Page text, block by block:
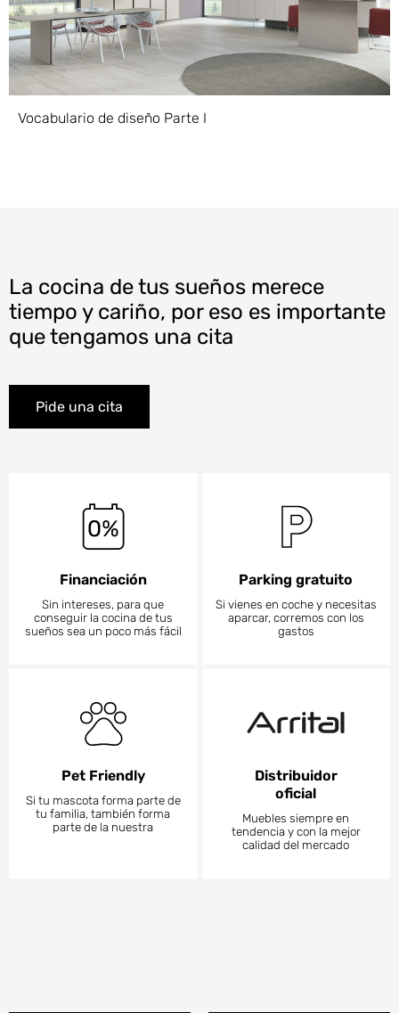
Vocabulario de diseño Parte I
La cocina de tus sueños merece
tiempo y cariño, por eso es importante
que tengamos una cita
Pide una cita
Financiación
Sin intereses, para que
conseguir la cocina de tus
sueños sea un poco más fácil
Parking gratuito
Si vienes en coche y necesitas
aparcar, corremos con los
gastos
Pet Friendly
Si tu mascota forma parte de
tu familia, también forma
parte de la nuestra
Distribuidor
oficial
Muebles siempre en
tendencia y con la mejor
calidad del mercado